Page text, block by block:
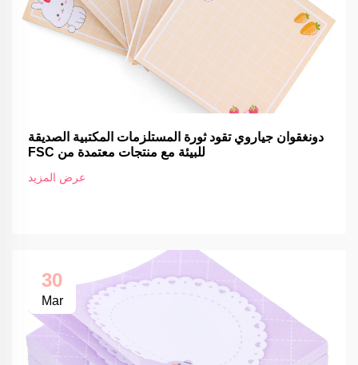
دونغقوان جياروي تقود ثورة المستلزمات المكتبية الصديقة
للبيئة مع منتجات معتمدة من FSC
عرض المزيد
30
Mar